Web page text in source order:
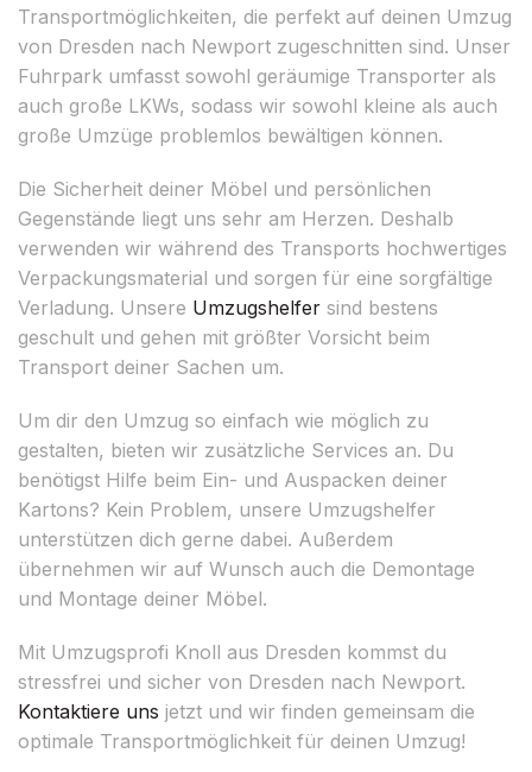
Transportmöglichkeiten, die perfekt auf deinen Umzug
von Dresden nach Newport zugeschnitten sind. Unser
Fuhrpark umfasst sowohl geräumige Transporter als
auch große LKWs, sodass wir sowohl kleine als auch
große Umzüge problemlos bewältigen können.
Die Sicherheit deiner Möbel und persönlichen
Gegenstände liegt uns sehr am Herzen. Deshalb
verwenden wir während des Transports hochwertiges
Verpackungsmaterial und sorgen für eine sorgfältige
Verladung. Unsere Umzugshelfer sind bestens
geschult und gehen mit größter Vorsicht beim
Transport deiner Sachen um.
Um dir den Umzug so einfach wie möglich zu
gestalten, bieten wir zusätzliche Services an. Du
benötigst Hilfe beim Ein- und Auspacken deiner
Kartons? Kein Problem, unsere Umzugshelfer
unterstützen dich gerne dabei. Außerdem
übernehmen wir auf Wunsch auch die Demontage
und Montage deiner Möbel.
Mit Umzugsprofi Knoll aus Dresden kommst du
stressfrei und sicher von Dresden nach Newport.
Kontaktiere uns jetzt und wir finden gemeinsam die
optimale Transportmöglichkeit für deinen Umzug!